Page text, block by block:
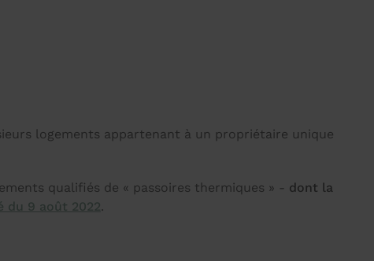
logements appartenant à un propriétaire unique
qualifiés de « passoires thermiques » - dont la
du 9 août 2022.